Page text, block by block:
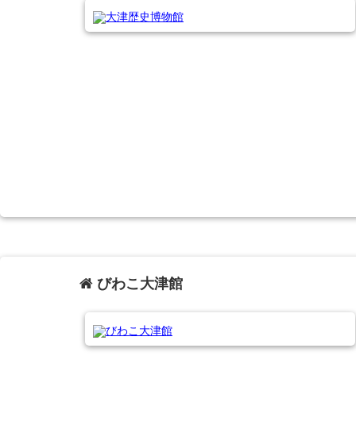
びわこ大津館